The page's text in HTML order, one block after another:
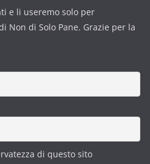
e li useremo solo per
Non di Solo Pane. Grazie per la
di questo sito